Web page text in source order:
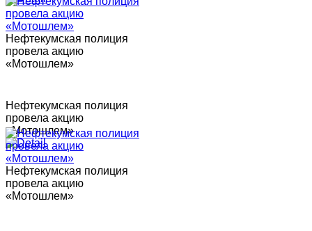
Нефтекумская полиция
провела акцию
«Мотошлем»
Нефтекумская полиция
провела акцию
«Мотошлем»
Нефтекумская полиция
провела акцию
«Мотошлем»